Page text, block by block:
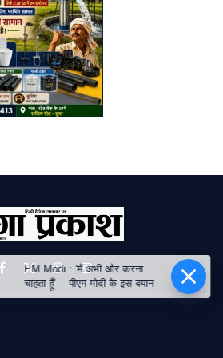
Facebook
X
(Twitter)
WhatsAppInstagram
PM Modi : 'मैं अभी और करना
चाहता हूँ'— पीएम मोदी के इस बयान